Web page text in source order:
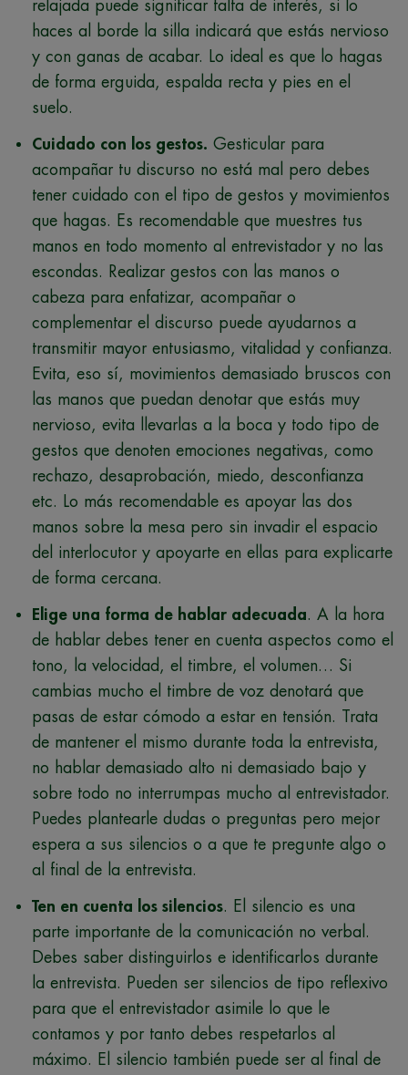
relajada puede significar falta de interés, si lo
haces al borde la silla indicará que estás nervioso
y con ganas de acabar. Lo ideal es que lo hagas
de forma erguida, espalda recta y pies en el
suelo.
Cuidado con los gestos. Gesticular para
acompañar tu discurso no está mal pero debes
tener cuidado con el tipo de gestos y movimientos
que hagas. Es recomendable que muestres tus
manos en todo momento al entrevistador y no las
escondas. Realizar gestos con las manos o
cabeza para enfatizar, acompañar o
complementar el discurso puede ayudarnos a
transmitir mayor entusiasmo, vitalidad y confianza.
Evita, eso sí, movimientos demasiado bruscos con
las manos que puedan denotar que estás muy
nervioso, evita llevarlas a la boca y todo tipo de
gestos que denoten emociones negativas, como
rechazo, desaprobación, miedo, desconfianza
etc. Lo más recomendable es apoyar las dos
manos sobre la mesa pero sin invadir el espacio
del interlocutor y apoyarte en ellas para explicarte
de forma cercana.
Elige una forma de hablar adecuada. A la hora
de hablar debes tener en cuenta aspectos como el
tono, la velocidad, el timbre, el volumen… Si
cambias mucho el timbre de voz denotará que
pasas de estar cómodo a estar en tensión. Trata
de mantener el mismo durante toda la entrevista,
no hablar demasiado alto ni demasiado bajo y
sobre todo no interrumpas mucho al entrevistador.
Puedes plantearle dudas o preguntas pero mejor
espera a sus silencios o a que te pregunte algo o
al final de la entrevista.
Ten en cuenta los silencios. El silencio es una
parte importante de la comunicación no verbal.
Debes saber distinguirlos e identificarlos durante
la entrevista. Pueden ser silencios de tipo reflexivo
para que el entrevistador asimile lo que le
contamos y por tanto debes respetarlos al
máximo. El silencio también puede ser al final de